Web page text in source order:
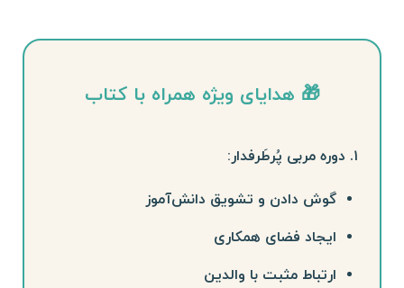
🎁 هدایای ویژه همراه با کتاب
۱. دوره مربی پُرطَرفدار:
گوش دادن و تشویق دانش‌آموز
ایجاد فضای همکاری
ارتباط مثبت با والدین